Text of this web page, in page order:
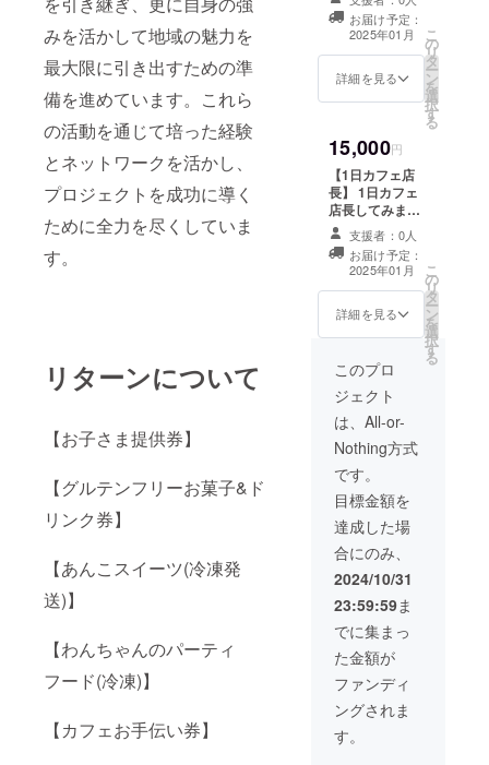
みを活かして地域の魅力を
最大限に引き出すための準
備を進めています。これら
の活動を通じて培った経験
とネットワークを活かし、
プロジェクトを成功に導く
ために全力を尽くしていま
す。
リターンについて
【お子さま提供券】
【グルテンフリーお菓子&ド
リンク券】
【あんこスイーツ(冷凍発
送)】
【わんちゃんのパーティ
フード(冷凍)】
【カフェお手伝い券】
ご連絡
にて共
有させ
だきま
す。)
製造日
から冷
凍保存
程度。
解凍後
関わら
ずその
日のう
ちにお
召し上
がりく
ださ
い。
す。)
にメールにてご
連絡させていた
だきます。 (郵送
での搬入出の場
合は恐れ入りま
すが、送料のご
します。大きさ
については最大
A2サイズまで)
ちを込めて、お
礼のメッセージ
をお送りしま
す。
お届け予定：
2025年01月
詳細を見る
こ
の
リ
タ
ー
ン
を
選
択
す
る
15,000円
【1日カフェ店
長】 1日カフェ
店長してみませ
んか？お試しカ
フェチャレン
ジ！ (要:食品衛
生責任者) ・オー
プンから2025年
5月31日までの
お好きな1日お選
フェ体験が出来
ます。 ・日時は
プロジェクト終
了後にお送りす
るメールをご確
認ください。交
通費や滞在費は
恐れ入りますが
各自でご負担い
ただきますよう
お願いいたしま
す。 ・場所：大
阪メトロ谷町
地線 谷町六丁
目徒歩5分
(詳細な
住所は後日ご連
絡にて共有させ
ていただきま
す。)
支援者：0人
お届け予定：
2025年01月
詳細を見る
こ
の
リ
タ
ー
ン
を
選
択
す
る
このプロ
ジェクト
は、All-or-
Nothing方式
です。
目標金額を
達成した場
合にのみ、
2024/10/31
23:59:59ま
でに集まっ
た金額が
ファンディ
ングされま
す。